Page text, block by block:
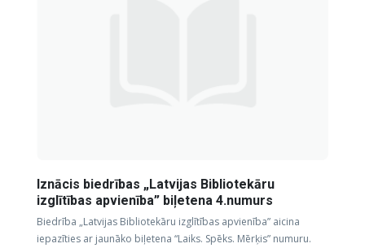
Iznācis biedrības „Latvijas Bibliotekāru
izglītības apvienība” biļetena 4.numurs
Biedrība „Latvijas Bibliotekāru izglītības apvienība” aicina
iepazīties ar jaunāko biļetena “Laiks. Spēks. Mērķis” numuru.